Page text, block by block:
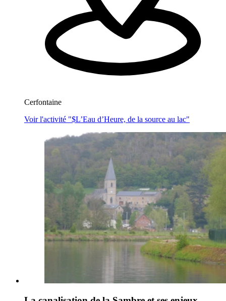
Cerfontaine
Voir l'activité "$L’Eau d’Heure, de la source au lac"